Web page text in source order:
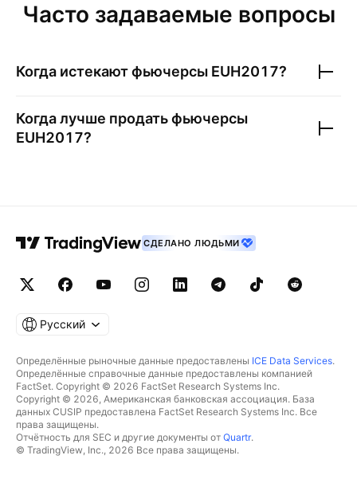
Часто задаваемые вопросы
Когда истекают фьючерсы EUH2017?
Когда лучше продать фьючерсы
EUH2017?
СДЕЛАНО ЛЮДЬМИ
Русский
Определённые рыночные данные предоставлены ICE Data Services.
Определённые справочные данные предоставлены компанией
FactSet. Copyright © 2026 FactSet Research Systems Inc.
Copyright © 2026, Американская банковская ассоциация. База
данных CUSIP предоставлена FactSet Research Systems Inc. Все
права защищены.
Отчётность для SEC и другие документы от Quartr.
© TradingView, Inc., 2026 Все права защищены.